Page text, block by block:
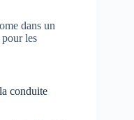
dans un
les
conduite